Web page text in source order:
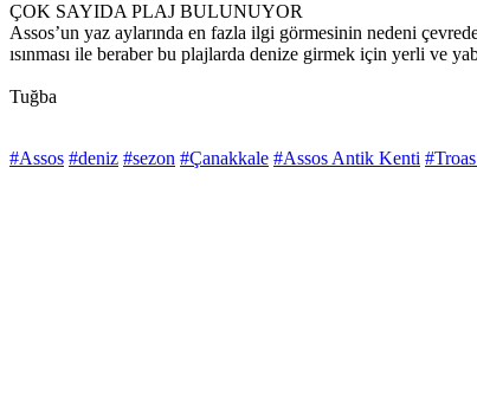
ÇOK SAYIDA PLAJ BULUNUYOR
Assos’un yaz aylarında en fazla ilgi görmesinin nedeni
ısınması ile beraber bu plajlarda denize girmek için yerli ve
Tuğba
#Assos #deniz #sezon #Çanakkale #Assos Antik Kenti